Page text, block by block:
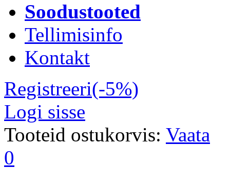
Soodustooted
Tellimisinfo
Kontakt
Registreeri(-5%)
Logi sisse
Tooteid ostukorvis: Vaata
0